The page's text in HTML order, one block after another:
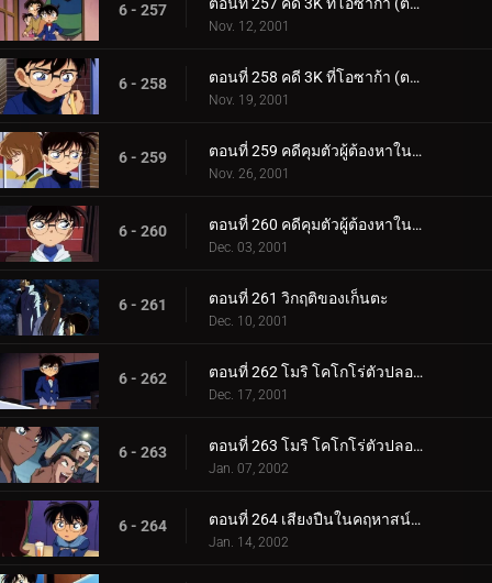
6 - 257 ตอนที่ 257 คดี 3K ที่โอซาก้า (ตอนแรก)
Nov. 12, 2001
6 - 258 ตอนที่ 258 คดี 3K ที่โอซาก้า (ตอนจบ)
Nov. 19, 2001
6 - 259 ตอนที่ 259 คดีคุมตัวผู้ต้องหาในชินดันเซ็น (ตอนแรก)
Nov. 26, 2001
6 - 260 ตอนที่ 260 คดีคุมตัวผู้ต้องหาในชินดันเซ็น (ตอนจบ)
Dec. 03, 2001
6 - 261 ตอนที่ 261 วิกฤติของเก็นตะ
Dec. 10, 2001
6 - 262 ตอนที่ 262 โมริ โคโกโร่ตัวปลอม (ตอนแรก)
Dec. 17, 2001
6 - 263 ตอนที่ 263 โมริ โคโกโร่ตัวปลอม (ตอนจบ)
Jan. 07, 2002
6 - 264 ตอนที่ 264 เสียงปืนในคฤหาสน์ทานตะวัน
Jan. 14, 2002